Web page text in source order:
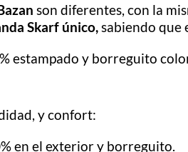
son diferentes, con la
Skarf único,sabiendo que
estampado y borreguito
y confort:
en el exterior y borreguito.